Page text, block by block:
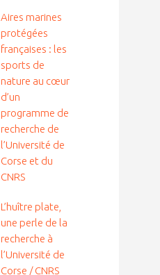
Aires marines
protégées
françaises : les
sports de
nature au cœur
d’un
programme de
recherche de
l’Université de
Corse et du
CNRS
L’huître plate,
une perle de la
recherche à
l’Université de
Corse / CNRS